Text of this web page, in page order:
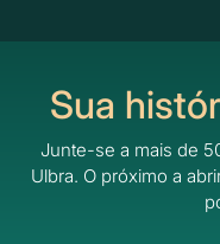
Sua
Junte-se a mais de
Ulbra. O próximo a